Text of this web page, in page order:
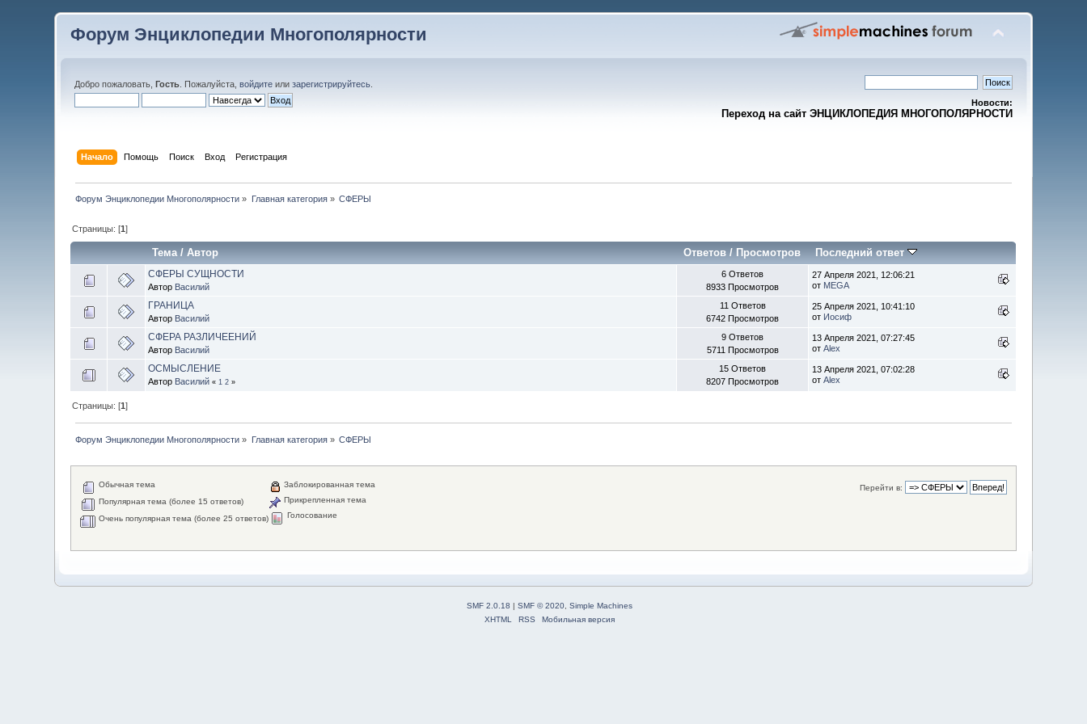
Форум Энциклопедии Многополярности
Добро пожаловать,Гость . Пожалуйста,войдите илизарегистрируйтесь
Новости:
Переход на сайт ЭНЦИКЛОПЕДИЯ МНОГОПОЛЯРНОСТИ
Начало Помощь Поиск Вход Регистрация
Форум Энциклопедии Многополярности » Главная категория» СФЕРЫ
Страницы: [1]
Тема/Автор Ответов /Просмотров Последний ответ
СФЕРЫ СУЩНОСТИ
Автор Василий
6 Ответов
8933 Просмотров
27 Апреля 2021, 12:06:21
от MEGA
ГРАНИЦА
Автор Василий
11 Ответов
6742 Просмотров
25 Апреля 2021, 10:41:10
от Иосиф
СФЕРА РАЗЛИЧЕЕНИЙ
Автор Василий
9 Ответов
5711 Просмотров
13 Апреля 2021, 07:27:45
отAlex
ОСМЫСЛЕНИЕ
Автор Василий « 1 2 »
15 Ответов
8207 Просмотров
13 Апреля 2021, 07:02:28
отAlex
Страницы: [1]
Форум Энциклопедии Многополярности » Главная категория» СФЕРЫ
Перейти в:
Обычная тема
Популярная тема (более 15 ответов)
Очень популярная тема (более 25 ответов)
Заблокированная тема
Прикрепленная тема
Голосование
SMF 2.0.18 | SMF © 2020, Simple Machines
XHTML
RSS Мобильная версия